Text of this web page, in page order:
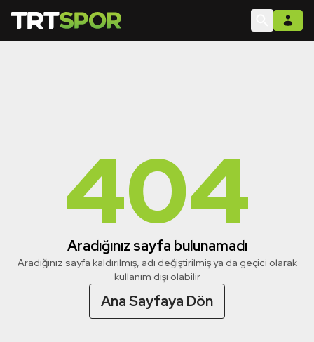
404
Aradığınız sayfa bulunamadı
Aradığınız sayfa kaldırılmış, adı değiştirilmiş ya da geçici olarak
kullanım dışı olabilir
Ana Sayfaya Dön